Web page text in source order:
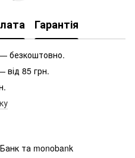
Гарантія
безкоштовно.
від 85 грн.
та monobank